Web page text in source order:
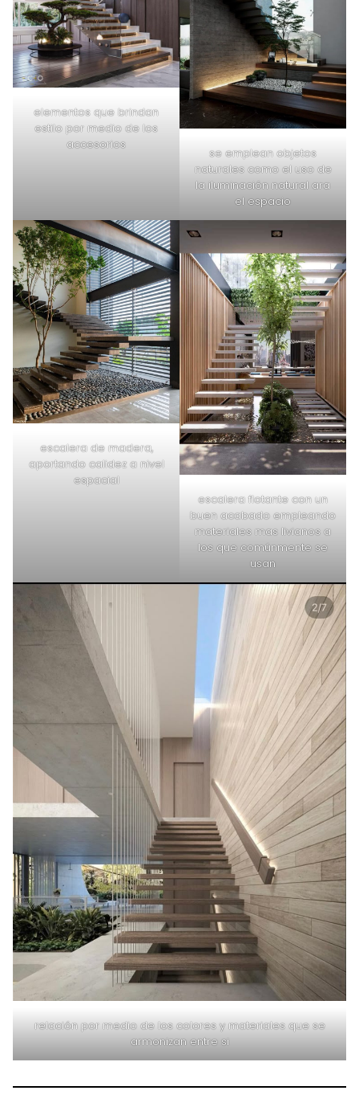
elementos que brindan
estilo por medio de los
accesorios
se emplean objetos
naturales como el uso de
la iluminación natural ara
el espacio
escalera de madera,
aportando calidez a nivel
espacial
escalera flotante con un
buen acabado empleando
materiales mas livianos a
los que comúnmente se
usan
relación por medio de los colores y materiales que se
armonizan entre si